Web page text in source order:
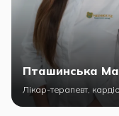
Пташинська
Лікар-терапевт,